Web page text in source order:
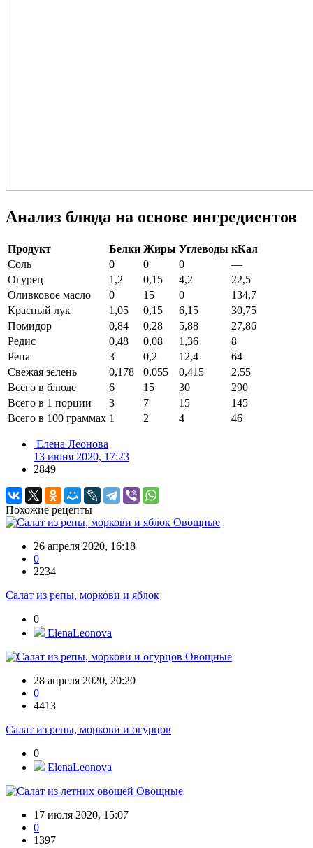
Анализ блюда на основе ингредиентов
Продукт Белки Жиры Углеводы кКал
Соль
0 0 0
—
Огурец
1,2 0,15 4,2
22,5
Оливковое масло
0 15 0
134,7
Красный лук
1,05 0,15 6,15
30,75
Помидор
0,84 0,28 5,88
27,86
Редис
0,48 0,08 1,36
8
Репа
3 0,2 12,4
64
Свежая зелень
0,178 0,055 0,415
2,55
Всего в блюде
6 15 30
290
Всего в 1 порции
3 7 15
145
Всего в 100 граммах 1 2 4 46
Елена Леонова
13 июня 2020, 17:23
2849
Похожие рецепты
Овощные
26 апреля 2020, 16:18
0
2234
Салат из репы, моркови и яблок
0
ElenaLeonova
Овощные
28 апреля 2020, 20:20
0
4413
Салат из репы, моркови и огурцов
0
ElenaLeonova
Овощные
17 июля 2020, 15:07
0
1397